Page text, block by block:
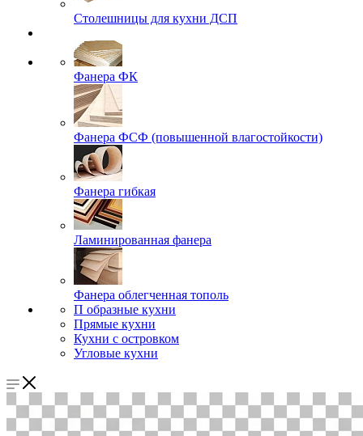
Столешницы для кухни ДСП
Фанера ФК
Фанера ФСФ (повышенной влагостойкости)
Фанера гибкая
Ламинированная фанера
Фанера облегченная тополь
П образные кухни
Прямые кухни
Кухни с островком
Угловые кухни